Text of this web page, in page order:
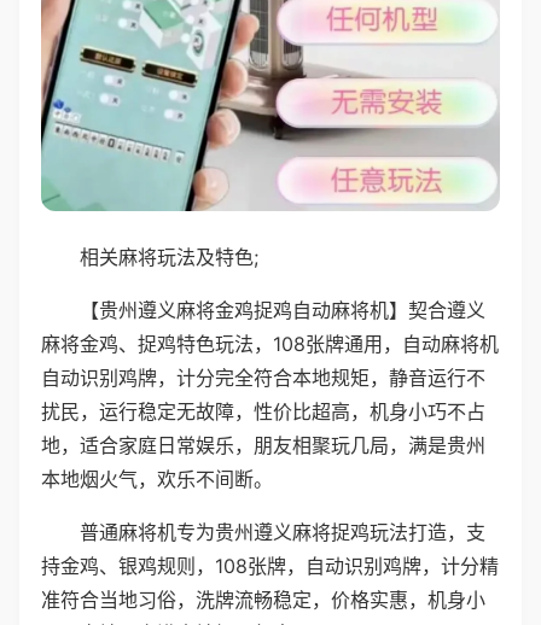
相关麻将玩法及特色;
【贵州遵义麻将金鸡捉鸡自动麻将机】契合遵义
麻将金鸡、捉鸡特色玩法，108张牌通用，自动麻将机
自动识别鸡牌，计分完全符合本地规矩，静音运行不
扰民，运行稳定无故障，性价比超高，机身小巧不占
地，适合家庭日常娱乐，朋友相聚玩几局，满是贵州
本地烟火气，欢乐不间断。
普通麻将机专为贵州遵义麻将捉鸡玩法打造，支
持金鸡、银鸡规则，108张牌，自动识别鸡牌，计分精
准符合当地习俗，洗牌流畅稳定，价格实惠，机身小